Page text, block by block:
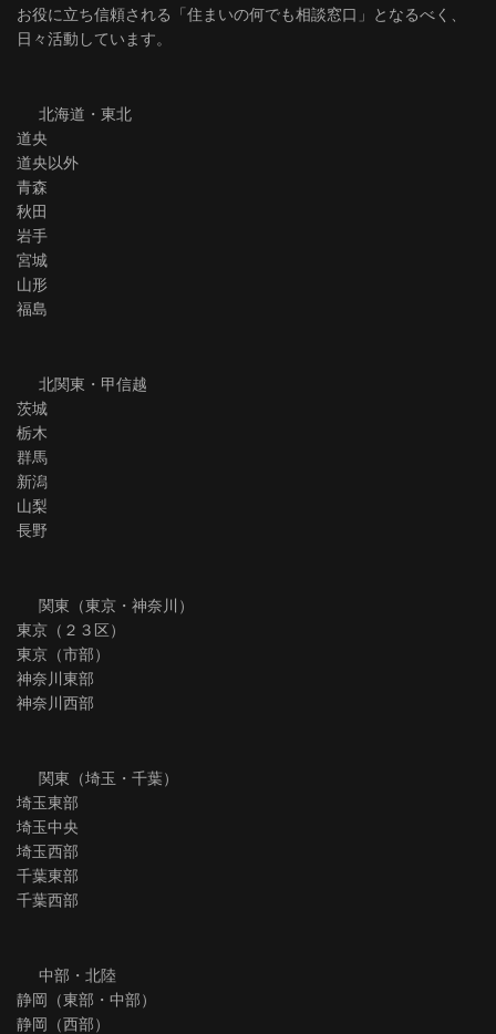
お役に立ち信頼される「住まいの何でも相談窓口」となるべく、
日々活動しています。
北海道・東北
道央
道央以外
青森
秋田
岩手
宮城
山形
福島
北関東・甲信越
茨城
栃木
群馬
新潟
山梨
長野
関東（東京・神奈川）
東京（２３区）
東京（市部）
神奈川東部
神奈川西部
関東（埼玉・千葉）
埼玉東部
埼玉中央
埼玉西部
千葉東部
千葉西部
中部・北陸
静岡（東部・中部）
静岡（西部）